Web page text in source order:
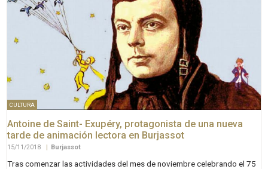
CULTURA
Antoine de Saint- Exupéry, protagonista de una nueva
tarde de animación lectora en Burjassot
15/11/2018 | Burjassot
Tras comenzar las actividades del mes de noviembre celebrando el 75